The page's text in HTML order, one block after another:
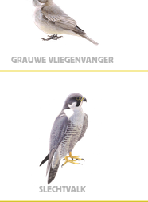
GRAUWE VLIEGENVANGER
SLECHTVALK